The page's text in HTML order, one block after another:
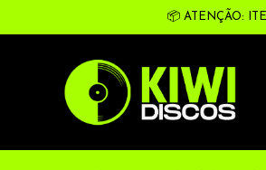
📦 ATENÇÃO: ITENS